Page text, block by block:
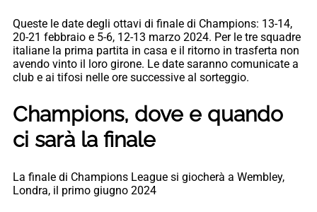
Queste le date degli ottavi di finale di Champions: 13-14,
20-21 febbraio e 5-6, 12-13 marzo 2024. Per le tre squadre
italiane la prima partita in casa e il ritorno in trasferta non
avendo vinto il loro girone. Le date saranno comunicate a
club e ai tifosi nelle ore successive al sorteggio.
Champions, dove e quando
ci sarà la finale
La finale di Champions League si giocherà a Wembley,
Londra, il primo giugno 2024